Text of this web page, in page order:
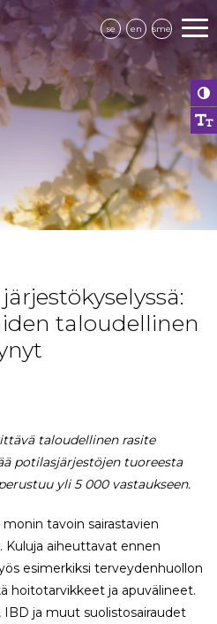
se en sme
taloudellinen
taloudellinen rasite
potilasjärjestöjen tuoreesta
yli 5 000 vastaukseen.
monin tavoin sairastavien
Kuluja aiheuttavat ennen
esimerkiksi terveydenhuollon
hoitotarvikkeet ja apuvälineet.
IBD ja muut suolistosairaudet